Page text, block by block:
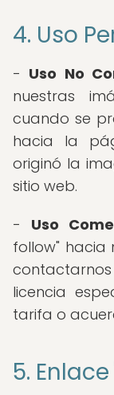
4. Uso
- Uso No
nuestras
cuando se
hacia la
originó la
sitio web.
- Uso
follow" hacia
licencia
tarifa o
5.